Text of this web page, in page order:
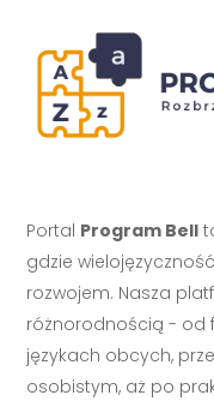
Portal Program Bell
gdzie
rozwojem. Nasza
różnorodnością - od
językach obcych,
osobistym, aż po